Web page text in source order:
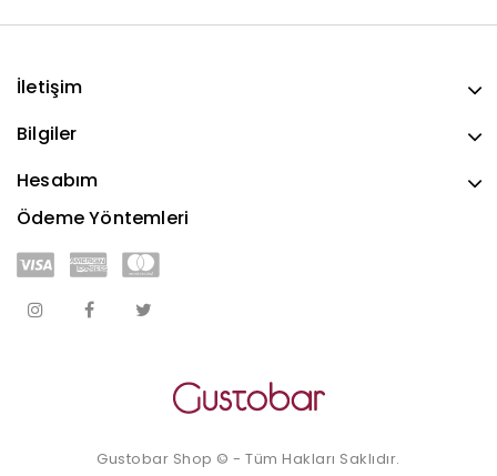
İletişim
Bilgiler
Hesabım
Ödeme Yöntemleri
Gustobar Shop © - Tüm Hakları Saklıdır.